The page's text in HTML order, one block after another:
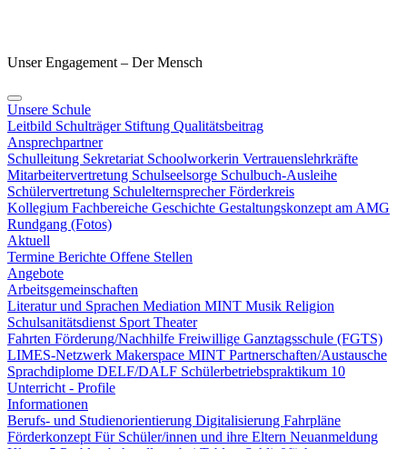
Unser Engagement – Der Mensch
Unsere Schule
Leitbild Schulträger Stiftung Qualitätsbeitrag
Ansprechpartner
Schulleitung Sekretariat Schoolworkerin Vertrauenslehrkräfte
Mitarbeitervertretung Schulseelsorge Schulbuch-Ausleihe
Schülervertretung SchulelternsprecherFörderkreis
Kollegium Fachbereiche Geschichte Gestaltungskonzept am AMG
Rundgang (Fotos)
Aktuell
Termine Berichte Offene Stellen
Angebote
Arbeitsgemeinschaften
Literatur und Sprachen Mediation MINT Musik Religion
Schulsanitätsdienst Sport Theater
Fahrten Förderung/Nachhilfe Freiwillige Ganztagsschule (FGTS)
LIMES-Netzwerk Makerspace MINT Partnerschaften/Austausche
Sprachdiplome DELF/DALF Schülerbetriebspraktikum 10
Unterricht - Profile
Informationen
Berufs- und Studienorientierung Digitalisierung Fahrpläne
Förderkonzept Für Schüler/innen und ihre Eltern Neuanmeldung